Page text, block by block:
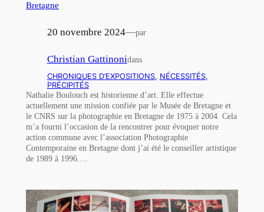
Bretagne
20 novembre 2024—par
Christian Gattinonidans
CHRONIQUES D’EXPOSITIONS, NÉCESSITÉS
PRÉCIPITÉS
Nathalie Boulouch est historienne d’art. Elle effectue
actuellement une mission confiée par le Musée de Bretagne et
le CNRS sur la photographie en Bretagne de 1975 à 2004. Cela
m’a fourni l’occasion de la rencontrer pour évoquer notre
action commune avec l’association Photographie
Contemporaine en Bretagne dont j’ai été le conseiller artistique
de 1989 à 1996.…